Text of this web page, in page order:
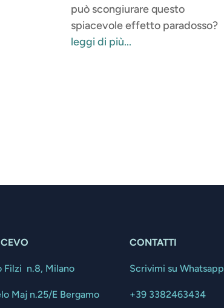
può scongiurare questo
spiacevole effetto paradosso?
leggi di più...
Filzi n.8, Milano
Maj n.25/E Bergamo
CONTATTI
Scrivimi su Whatsapp
+39 3382463434